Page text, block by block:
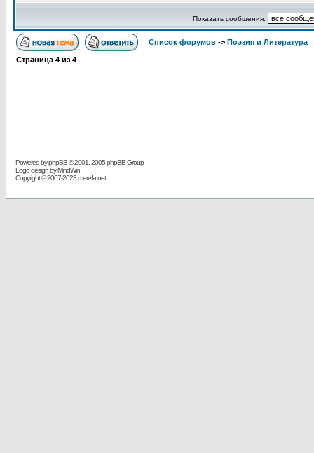
Показать сообщения:
Список форумов -> Поэзия и Литература
Страница 4 из 4
Powered byphpBB© 2001, 2005 phpBB Group
Logo design by MindWin
Copyright © 2007-2023 merefa.net